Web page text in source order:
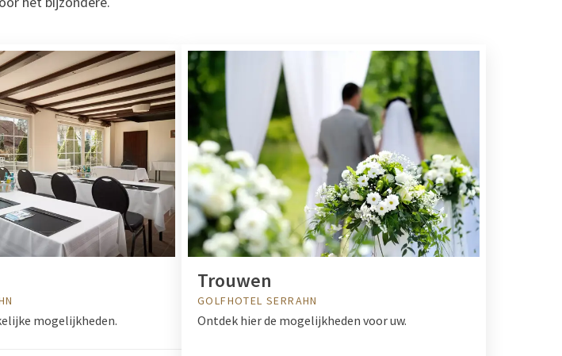
mogelijkheden.
Trouwen
GOLFHOTEL SERRAHN
Ontdek hier de mogelijkheden voor uw.